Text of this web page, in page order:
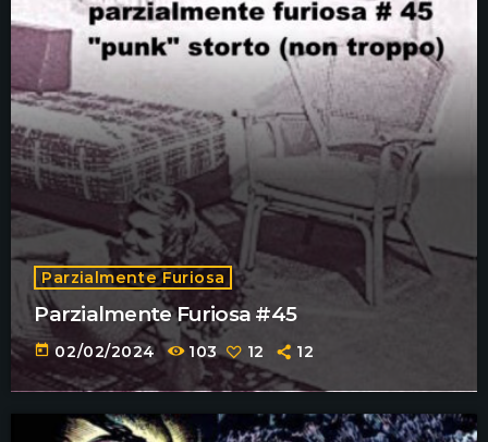
Parzialmente Furiosa
Parzialmente Furiosa #45
today 02/02/2024 103 12 12